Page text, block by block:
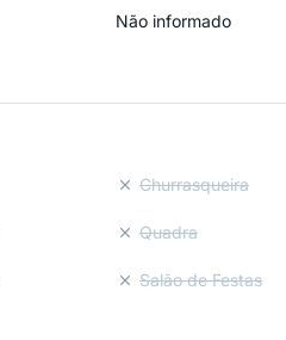
Não informado
Churrasqueira
Quadra
Salão de Festas